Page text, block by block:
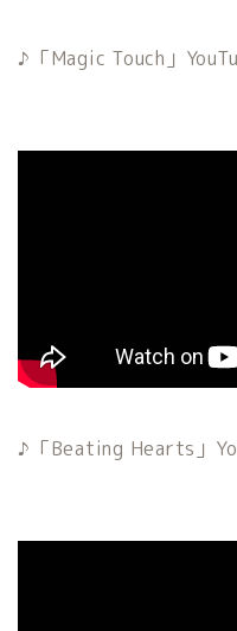
♪ 「Magic Touch」
♪ 「Beating Hearts」